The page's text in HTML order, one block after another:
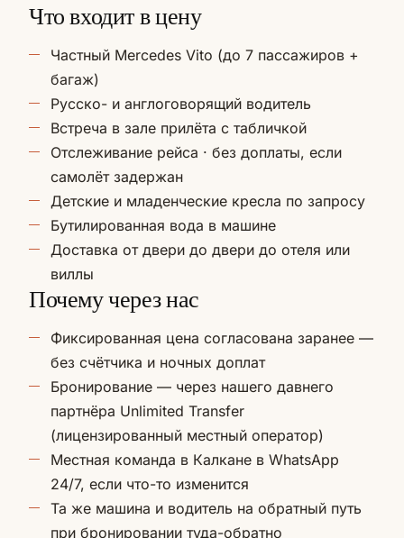
Что входит в цену
Частный Mercedes Vito (до 7 пассажиров +
багаж)
Русско- и англоговорящий водитель
Встреча в зале прилёта с табличкой
Отслеживание рейса · без доплаты, если
самолёт задержан
Детские и младенческие кресла по запросу
Бутилированная вода в машине
Доставка от двери до двери до отеля или
виллы
Почему через нас
Фиксированная цена согласована заранее —
без счётчика и ночных доплат
Бронирование — через нашего давнего
партнёра Unlimited Transfer
(лицензированный местный оператор)
Местная команда в Калкане в WhatsApp
24/7, если что-то изменится
Та же машина и водитель на обратный путь
при бронировании туда-обратно